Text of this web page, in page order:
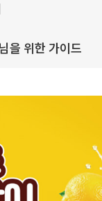
을 위한 가이드